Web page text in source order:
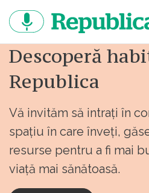
continut
Descoperă
Republica
Vă invităm să intrați în
spațiu în care înveți,
resurse pentru a fi mai
viață mai sănătoasă.